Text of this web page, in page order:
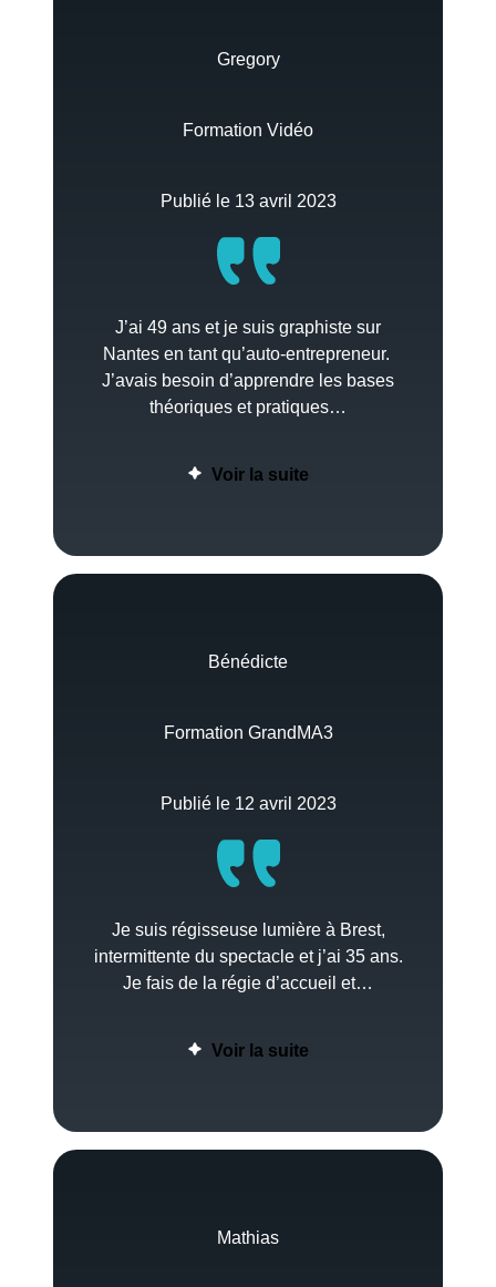
Gregory
Formation Vidéo
Publié le 13 avril 2023
J’ai 49 ans et je suis graphiste sur
Nantes en tant qu’auto-entrepreneur.
J’avais besoin d’apprendre les bases
théoriques et pratiques…
Voir la suite
Bénédicte
Formation GrandMA3
Publié le 12 avril 2023
Je suis régisseuse lumière à Brest,
intermittente du spectacle et j’ai 35 ans.
Je fais de la régie d’accueil et…
Voir la suite
Mathias